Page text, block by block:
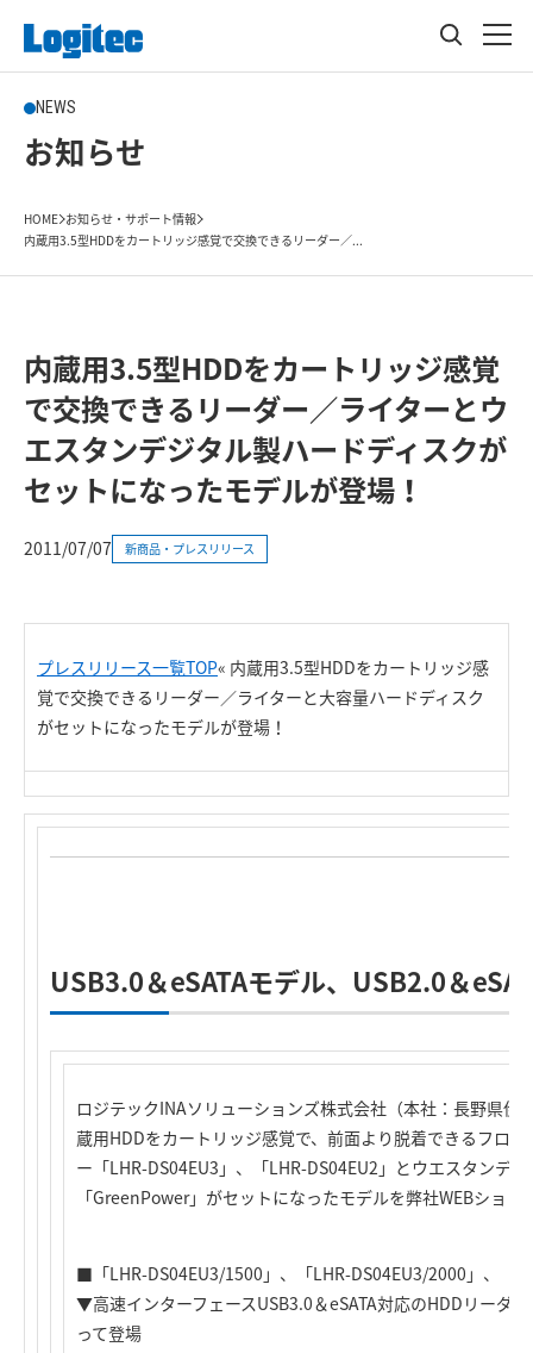
NEWS
お知らせ
HOME お知らせ・サポート情報
内蔵用3.5型HDDをカートリッジ感覚で交換できるリーダー／...
内蔵用3.5型HDDをカートリッジ感覚
で交換できるリーダー／ライターとウ
エスタンデジタル製ハードディスクが
セットになったモデルが登場！
2011/07/07 新商品・プレスリリース
プレスリリース一覧TOP« 内蔵用3.5型HDDをカートリッジ感
覚で交換できるリーダー／ライターと大容量ハードディスク
がセットになったモデルが登場！
USB3.0＆eSATAモデル、USB2.0＆
ロジテックINAソリューションズ株式会社（本社：長野県伊
蔵用HDDをカートリッジ感覚で、前面より脱着できるフロ
ー「LHR-DS04EU3」、「LHR-DS04EU2」とウエスタンデ
「GreenPower」がセットになったモデルを弊社WEBショ
■「LHR-DS04EU3/1500」、「LHR-DS04EU3/2000」、「
▼高速インターフェースUSB3.0＆eSATA対応のHDDリーダ
って登場